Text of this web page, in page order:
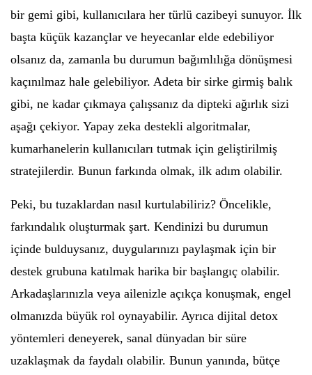
bir gemi gibi, kullanıcılara her türlü cazibeyi sunuyor. İlk
başta küçük kazançlar ve heyecanlar elde edebiliyor
olsanız da, zamanla bu durumun bağımlılığa dönüşmesi
kaçınılmaz hale gelebiliyor. Adeta bir sirke girmiş balık
gibi, ne kadar çıkmaya çalışsanız da dipteki ağırlık sizi
aşağı çekiyor. Yapay zeka destekli algoritmalar,
kumarhanelerin kullanıcıları tutmak için geliştirilmiş
stratejilerdir. Bunun farkında olmak, ilk adım olabilir.
Peki, bu tuzaklardan nasıl kurtulabiliriz? Öncelikle,
farkındalık oluşturmak şart. Kendinizi bu durumun
içinde bulduysanız, duygularınızı paylaşmak için bir
destek grubuna katılmak harika bir başlangıç olabilir.
Arkadaşlarınızla veya ailenizle açıkça konuşmak, engel
olmanızda büyük rol oynayabilir. Ayrıca dijital detox
yöntemleri deneyerek, sanal dünyadan bir süre
uzaklaşmak da faydalı olabilir. Bunun yanında, bütçe